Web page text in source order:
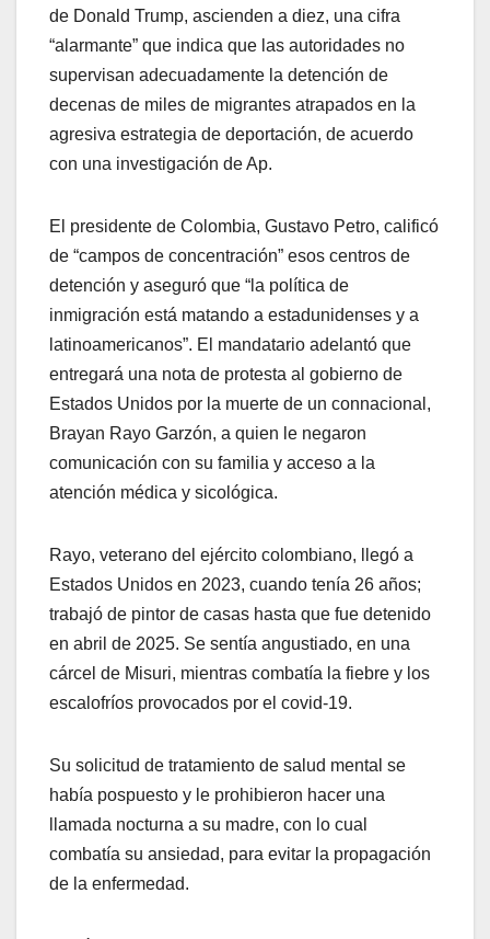
de Donald Trump, ascienden a diez, una cifra
“alarmante” que indica que las autoridades no
supervisan adecuadamente la detención de
decenas de miles de migrantes atrapados en la
agresiva estrategia de deportación, de acuerdo
con una investigación de Ap.
El presidente de Colombia, Gustavo Petro, calificó
de “campos de concentración” esos centros de
detención y aseguró que “la política de
inmigración está matando a estadunidenses y a
latinoamericanos”. El mandatario adelantó que
entregará una nota de protesta al gobierno de
Estados Unidos por la muerte de un connacional,
Brayan Rayo Garzón, a quien le negaron
comunicación con su familia y acceso a la
atención médica y sicológica.
Rayo, veterano del ejército colombiano, llegó a
Estados Unidos en 2023, cuando tenía 26 años;
trabajó de pintor de casas hasta que fue detenido
en abril de 2025. Se sentía angustiado, en una
cárcel de Misuri, mientras combatía la fiebre y los
escalofríos provocados por el covid-19.
Su solicitud de tratamiento de salud mental se
había pospuesto y le prohibieron hacer una
llamada nocturna a su madre, con lo cual
combatía su ansiedad, para evitar la propagación
de la enfermedad.